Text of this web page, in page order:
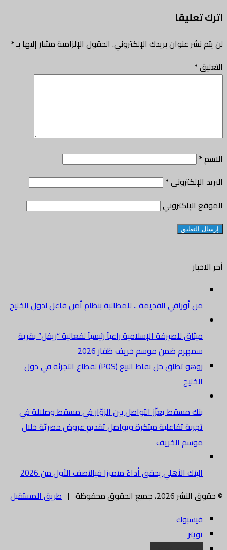
اترك تعليقاً
لن يتم نشر عنوان بريدك الإلكتروني. الحقول الإلزامية مشار إليها بـ*
التعليق*
الاسم*
البريد الإلكتروني*
الموقع الإلكتروني
أخر الاخبار
من أوراقي القديمة .. للمطالبة بنظام أمن فاعل لدول الخليج
ميثاق للصيرفة الإسلامية راعياً رئيسياً لفعالية “ريفل” بقرية
سمهرم ضمن موسم خريف ظفار 2026
زوهو تطلق حل نقاط البيع (POS) لقطاع التجزئة في دول
الخليج
بنك مسقط يعزّز التواصل بين الزوّار في مسقط وصلالة في
تجربة تفاعلية مبتكرة ويواصل تقديم عروض حصريّة خلال
موسم الخريف
البنك الأهلي يحقق أداءً متميزا فيالنصف الأول من 2026
© حقوق النشر 2026، جميع الحقوق محفوظة |
طريق المستقبل
فيسبوك
تويتر